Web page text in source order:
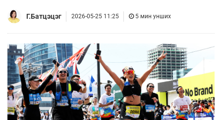
Г.Батцэцэг 2026-05-25 11:25 5 мин унших